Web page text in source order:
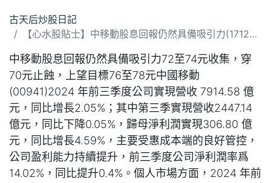
古天后炒股日記
【心水股貼士】中移動股息回報仍然具備吸引力(171224)
中移動股息回報仍然具備吸引力72至74元收集，穿
70元止蝕，上望目標76至78元中國移動
(00941)2024 年前三季度公司實現營收 7914.58 億
元，同比增長2.05%；其中第三季實現營收2447.14
億元，同比下降0.05%，歸母淨利潤實現306.80 億
元，同比增長4.59%，主要受惠成本端的良好管控，
公司盈利能力持續提升，前三季度公司淨利潤率爲
14.02%，同比提升0.4%。個人市場方面，2024 年前